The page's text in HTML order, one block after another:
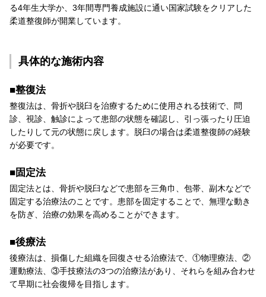
る4年生大学か、3年間専門養成施設に通い国家試験をクリアした
柔道整復師が開業しています。
具体的な施術内容
■整復法
整復法は、骨折や脱臼を治療するために使用される技術で、問
診、視診、触診によって患部の状態を確認し、引っ張ったり圧迫
したりして元の状態に戻します。脱臼の場合は柔道整復師の経験
が必要です。
■固定法
固定法とは、骨折や脱臼などで患部を三角巾、包帯、副木などで
固定する治療法のことです。患部を固定することで、無理な動き
を防ぎ、治療の効果を高めることができます。
■後療法
後療法は、損傷した組織を回復させる治療法で、①物理療法、②
運動療法、③手技療法の3つの治療法があり、それらを組み合わせ
て早期に社会復帰を目指します。